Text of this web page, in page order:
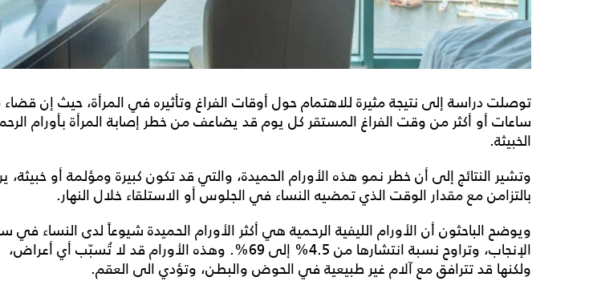
توصلت
ساعات أو أكثر من وقت الفراغ المستقر كل يوم قد يضاعف من خطر إصابة المرأة بأورام
الخبيثة.
وتشير النتائج إلى أن خطر نمو هذه الأورام الحميدة، والتي قد تكون كبيرة ومؤلمة أو خبيثة،
بالتزامن مع مقدار الوقت الذي تمضيه النساء في الجلوس أو الاستلقاء خلال النهار.
ويوضح الباحثون أن الأورام الليفية الرحمية هي أكثر الأورام الحميدة شيوعاً لدى النساء في
الإنجاب، وتراوح نسبة انتشارها من 4.5% إلى 69%. وهذه الأورام قد لا تُسبّب أي أعراض،
ولكنها قد تترافق مع آلام غير طبيعية في الحوض والبطن، وتؤدي الى العقم.